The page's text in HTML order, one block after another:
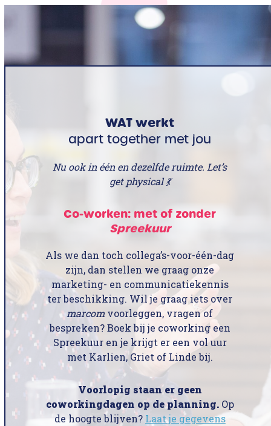
WAT werkt
apart together met jou
Nu ook in één en dezelfde ruimte. Let’s
get physical 💃
Co-worken: met of zonder
Spreekuur
Als we dan toch collega’s-voor-één-dag
zijn, dan stellen we graag onze
marketing- en communicatiekennis
ter beschikking. Wil je graag iets over
marcom voorleggen, vragen of
bespreken? Boek bij je coworking een
Spreekuur en je krijgt er een vol uur
met Karlien, Griet of Linde bij.
Voorlopig staan er geen
coworkingdagen op de planning. Op
de hoogte blijven? Laat je gegevens